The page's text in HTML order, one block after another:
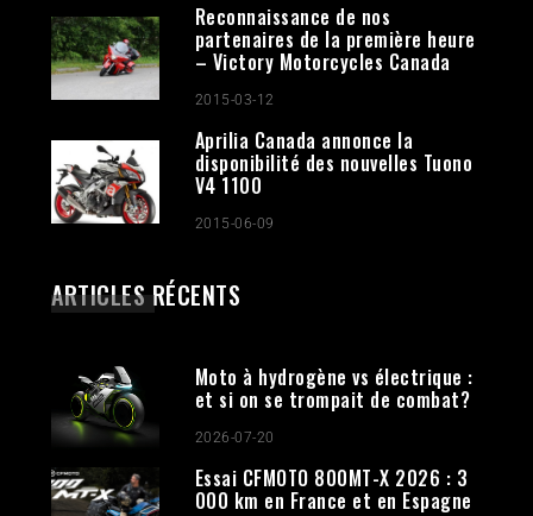
Reconnaissance de nos
partenaires de la première heure
– Victory Motorcycles Canada
2015-03-12
Aprilia Canada annonce la
disponibilité des nouvelles Tuono
V4 1100
2015-06-09
ARTICLES RÉCENTS
Moto à hydrogène vs électrique :
et si on se trompait de combat?
2026-07-20
Essai CFMOTO 800MT-X 2026 : 3
000 km en France et en Espagne